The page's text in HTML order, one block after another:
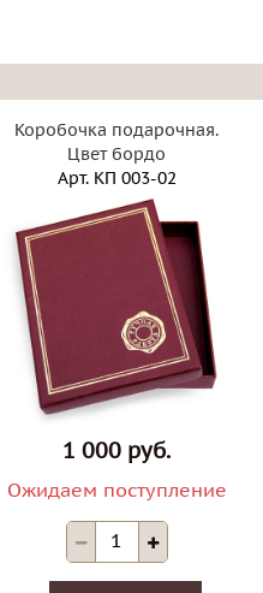
Коробочка подарочная.
Цвет бордо
Арт.КП 003-02
1 000 руб.
Ожидаем поступление